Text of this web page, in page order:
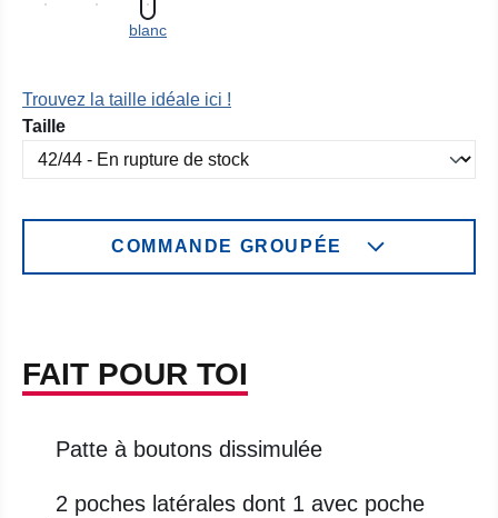
blanc
Trouvez la taille idéale ici !
Sélectionnez
Taille
COMMANDE GROUPÉE
FAIT POUR TOI
Patte à boutons dissimulée
2 poches latérales dont 1 avec poche